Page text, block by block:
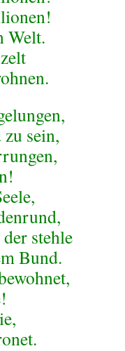
Welt.
sein,
stehle
Bund.